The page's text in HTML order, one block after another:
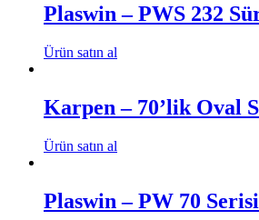
Plaswin – PWS 232
Ürün satın al
Karpen – 70’lik Oval
Ürün satın al
Plaswin – PW 70 Serisi